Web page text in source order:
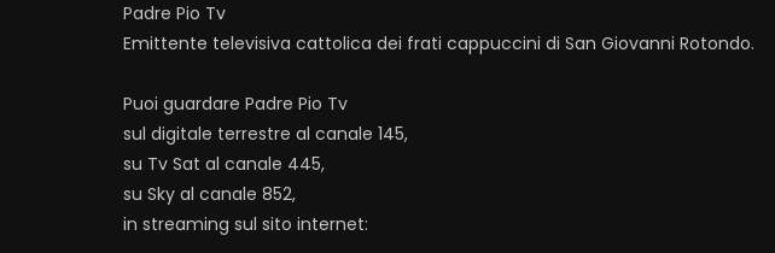
Padre Pio Tv
Emittente televisiva cattolica dei frati cappuccini di San Giovanni Rotondo.
Puoi guardare Padre Pio Tv
sul digitale terrestre al canale 145,
su Tv Sat al canale 445,
su Sky al canale 852,
in streaming sul sito internet: